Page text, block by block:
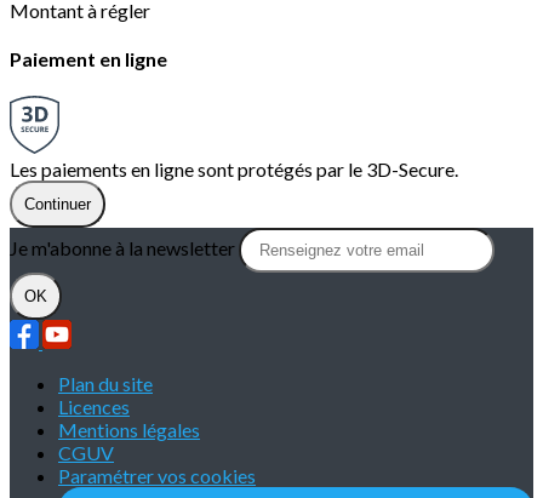
Montant à régler
Paiement en ligne
Les paiements en ligne sont protégés par le 3D-Secure.
Continuer
Je m'abonne à la newsletter
OK
Plan du site
Licences
Mentions légales
CGUV
Paramétrer vos cookies